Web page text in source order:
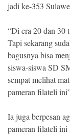
jadi ke-353
“Di era 20 dan 30
Tapi sekarang
bagusnya bisa
siswa-siswa SD
sempat melihat
pameran filateli
Ia juga berpesan
pameran filateli ini